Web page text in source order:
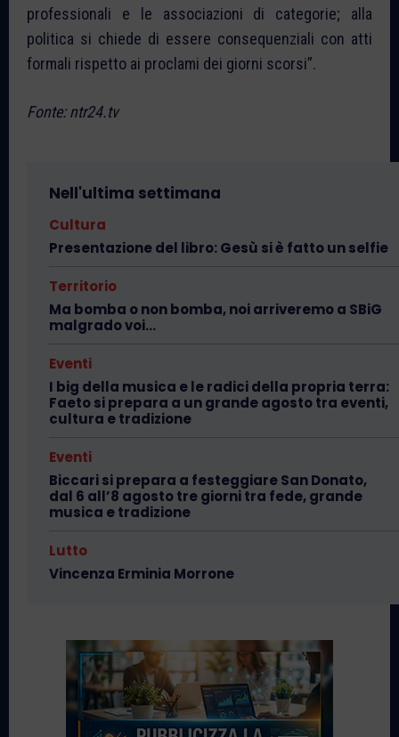
professionali e le associazioni di categorie; alla
politica si chiede di essere consequenziali con atti
formali rispetto ai proclami dei giorni scorsi”.
Fonte: ntr24.tv
Nell'ultima settimana
Cultura
Presentazione del libro: Gesù si è fatto un selfie
Territorio
Ma bomba o non bomba, noi arriveremo a SBiG
malgrado voi…
Eventi
I big della musica e le radici della propria terra:
Faeto si prepara a un grande agosto tra eventi,
cultura e tradizione
Eventi
Biccari si prepara a festeggiare San Donato,
dal 6 all’8 agosto tre giorni tra fede, grande
musica e tradizione
Lutto
Vincenza Erminia Morrone